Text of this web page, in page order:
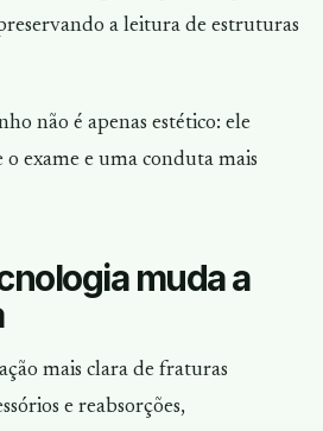
a leitura de estruturas
não é apenas estético: ele
exame e uma conduta mais
muda a
mais clara de fraturas
e reabsorções,